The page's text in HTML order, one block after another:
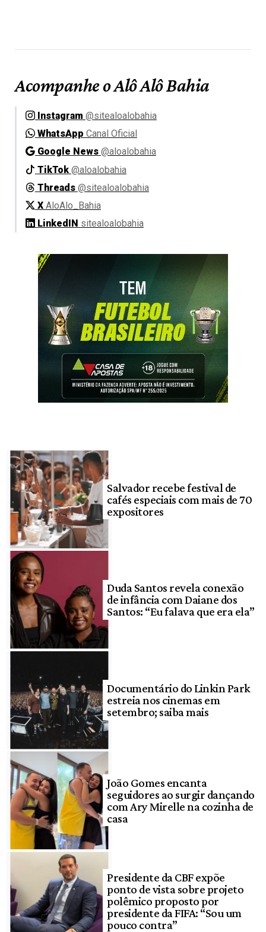
Acompanhe o Alô Alô Bahia
Instagram @sitealoalobahia
WhatsApp Canal Oficial
Google News @aloalobahia
TikTok @aloalobahia
Threads @sitealoalobahia
X AloAlo_Bahia
LinkedIN sitealoalobahia
Salvador recebe festival de
cafés especiais com mais de 70
expositores
Duda Santos revela conexão
de infância com Daiane dos
Santos: “Eu falava que era ela”
Documentário do Linkin Park
estreia nos cinemas em
setembro; saiba mais
João Gomes encanta
seguidores ao surgir dançando
com Ary Mirelle na cozinha de
casa
Presidente da CBF expõe
ponto de vista sobre projeto
polêmico proposto por
presidente da FIFA: “Sou um
pouco contra”